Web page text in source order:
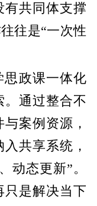
有共同体支撑
往是“一次性
思政课一体化
。通过整合不
案例资源，
共享系统，
动态更新”。
只是解决当下